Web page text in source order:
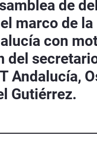
de
marco de
con
Andalucía,
Gutiérrez.